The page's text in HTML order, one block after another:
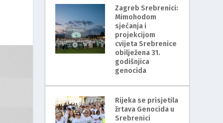
Zagreb Srebrenici:
Mimohodom
sjećanja i
projekcijom
cvijeta Srebrenice
obilježena 31.
godišnjica
genocida
Rijeka se prisjetila
žrtava Genocida u
Srebrenici